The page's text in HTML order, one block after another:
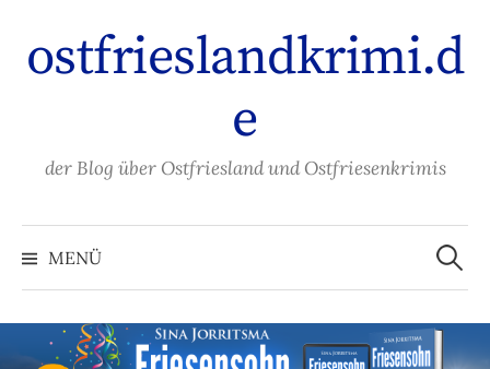
Inhalt
überspringen
ostfrieslandkrimi.d
e
der Blog über Ostfriesland und Ostfriesenkrimis
MENÜ
Suchen
nach: